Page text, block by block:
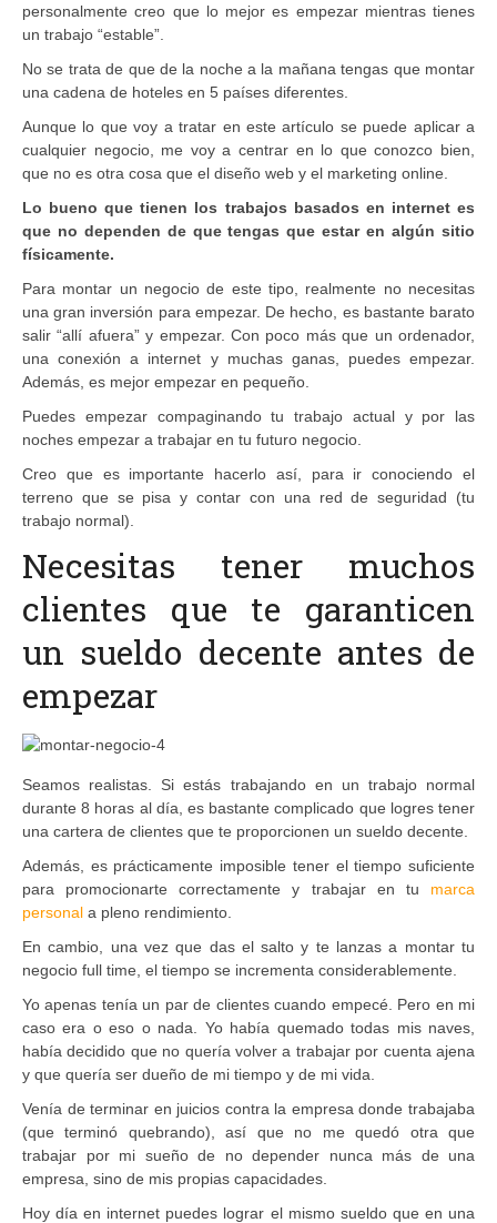
personalmente creo que lo mejor es empezar mientras tienes
un trabajo “estable”.
No se trata de que de la noche a la mañana tengas que montar
una cadena de hoteles en 5 países diferentes.
Aunque lo que voy a tratar en este artículo se puede aplicar a
cualquier negocio, me voy a centrar en lo que conozco bien,
que no es otra cosa que el diseño web y el marketing online.
Lo bueno que tienen los trabajos basados en internet es
que no dependen de que tengas que estar en algún sitio
físicamente.
Para montar un negocio de este tipo, realmente no necesitas
una gran inversión para empezar. De hecho, es bastante barato
salir “allí afuera” y empezar. Con poco más que un ordenador,
una conexión a internet y muchas ganas, puedes empezar.
Además, es mejor empezar en pequeño.
Puedes empezar compaginando tu trabajo actual y por las
noches empezar a trabajar en tu futuro negocio.
Creo que es importante hacerlo así, para ir conociendo el
terreno que se pisa y contar con una red de seguridad (tu
trabajo normal).
Necesitas tener muchos
clientes que te garanticen
un sueldo decente antes de
empezar
Seamos realistas. Si estás trabajando en un trabajo normal
durante 8 horas al día, es bastante complicado que logres tener
una cartera de clientes que te proporcionen un sueldo decente.
Además, es prácticamente imposible tener el tiempo suficiente
para promocionarte correctamente y trabajar en tu marca
personal a pleno rendimiento.
En cambio, una vez que das el salto y te lanzas a montar tu
negocio full time, el tiempo se incrementa considerablemente.
Yo apenas tenía un par de clientes cuando empecé. Pero en mi
caso era o eso o nada. Yo había quemado todas mis naves,
había decidido que no quería volver a trabajar por cuenta ajena
y que quería ser dueño de mi tiempo y de mi vida.
Venía de terminar en juicios contra la empresa donde trabajaba
(que terminó quebrando), así que no me quedó otra que
trabajar por mi sueño de no depender nunca más de una
empresa, sino de mis propias capacidades.
Hoy día en internet puedes lograr el mismo sueldo que en una